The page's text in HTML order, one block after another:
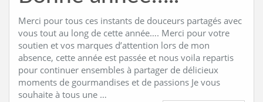
Merci pour tous ces instants de douceurs partagés avec
vous tout au long de cette année…. Merci pour votre
soutien et vos marques d’attention lors de mon
absence, cette année est passée et nous voila repartis
pour continuer ensembles à partager de délicieux
moments de gourmandises et de passions Je vous
souhaite à tous une …